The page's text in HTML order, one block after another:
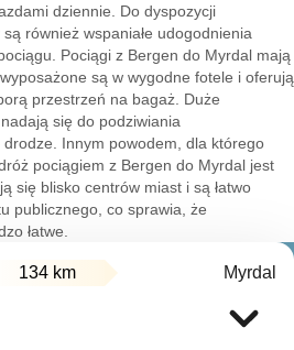
dziennie. Do dyspozycji
również wspaniałe udogodnienia
Pociągi z Bergen do Myrdal mają
są w wygodne fotele i oferują
przestrzeń na bagaż. Duże
się do podziwiania
Innym powodem, dla którego
pociągiem z Bergen do Myrdal jest
się blisko centrów miast i są łatwo
publicznego, co sprawia, że
łatwe.
134 km Myrdal